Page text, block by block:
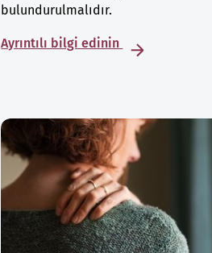
bulundurulmalıdır.
Ayrıntılı bilgi edinin